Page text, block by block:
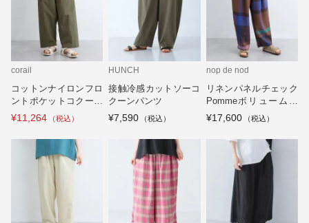
corail
コットンナイロンフロ
ントポケットコクーン
パンツ
¥11,264
HUNCH
接触冷感カットソーコ
クーンパンツ
¥7,590
nop de nod
リネンパネルチェック
Pommeボリュームパ
ンツ
¥17,600